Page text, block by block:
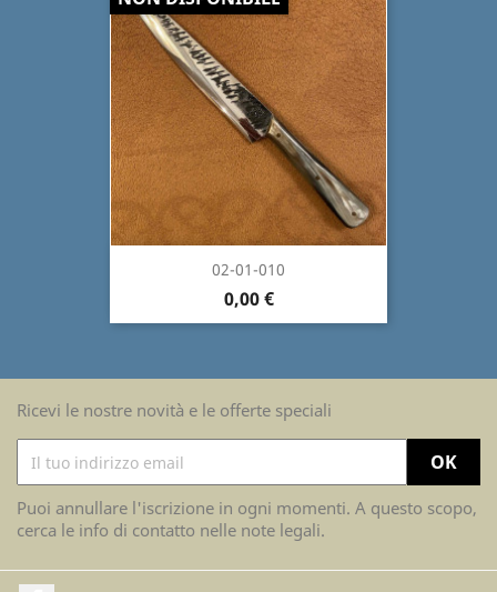
02-01-010
0,00 €
Ricevi le nostre novità e le offerte speciali
Puoi annullare l'iscrizione in ogni momenti. A questo scopo,
cerca le info di contatto nelle note legali.